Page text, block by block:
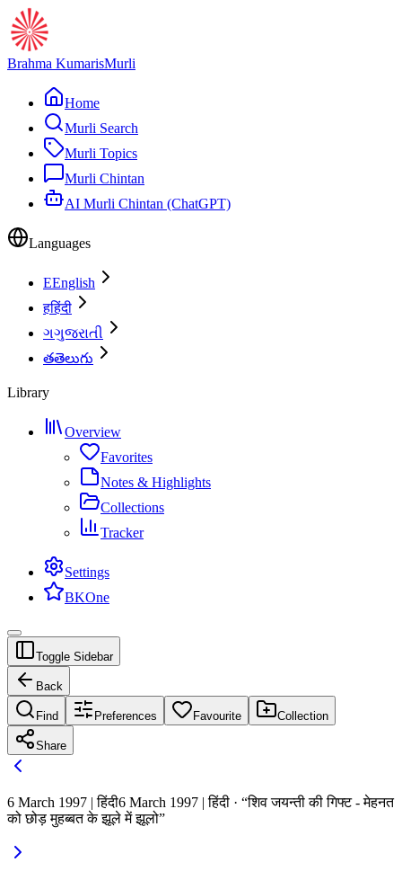
Brahma KumarisMurli
Home
Murli Search
Murli Topics
Murli Chintan
AI Murli Chintan (ChatGPT)
Languages
EEnglish
हहिंदी
ગગુજરાતી
తతెలుగు
Library
Overview
Favorites
Notes & Highlights
Collections
Tracker
Settings
BKOne
Toggle Sidebar
Back
Find Preferences Favourite Collection
Share
6 March 1997 | हिंदी6 March 1997 | हिंदी · “शिव जयन्ती की गिफ्ट - मेहनत
को छोड़ मुहब्बत के झूले में झूलो”